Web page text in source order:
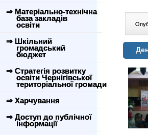
⇒ Матеріально-технічна
база закладів
освіти
⇒ Шкільний
громадський
бюджет
⇒ Стратегія розвитку
освіти Чернігівської
територіальної громади
⇒ Харчування
⇒ Доступ до публічної
інформації